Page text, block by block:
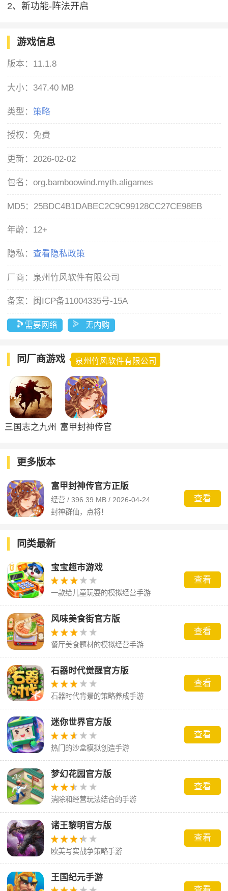
2、新功能-阵法开启
游戏信息
版本： 11.1.8
大小： 347.40 MB
类型：策略
授权： 免费
更新： 2026-02-02
包名：org.bamboowind.myth.aligames
MD5： 25BDC4B1DABEC2C9C99128CC27CE98EB
年龄： 12+
隐私： 查看隐私政策
厂商： 泉州竹风软件有限公司
备案： 闽ICP备11004335号-15A
需要网络 无内购
同厂商游戏 泉州竹风软件有限公司
三国志之九州
富甲封神传官
更多版本
富甲封神传官方正版
经营 / 396.39 MB / 2026-04-24
封神群仙，点将！
查看
同类最新
宝宝超市游戏
一款给儿童玩耍的模拟经营手游
查看
风味美食街官方版
餐厅美食题材的模拟经营手游
查看
石器时代觉醒官方版
石器时代背景的策略养成手游
查看
迷你世界官方版
热门的沙盒模拟创造手游
查看
梦幻花园官方版
消除和经营玩法结合的手游
查看
诸王黎明官方版
欧美写实战争策略手游
查看
王国纪元手游